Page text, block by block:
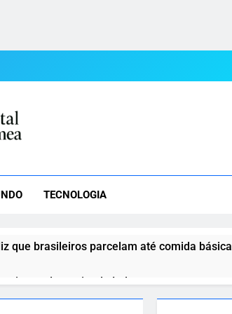
TECNOLOGIA
que brasileiros parcelam até comida básica
e reduz atrito de Lula com o agro